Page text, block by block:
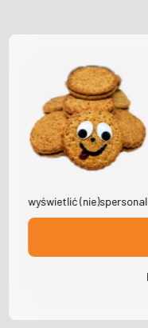
wyświetlić